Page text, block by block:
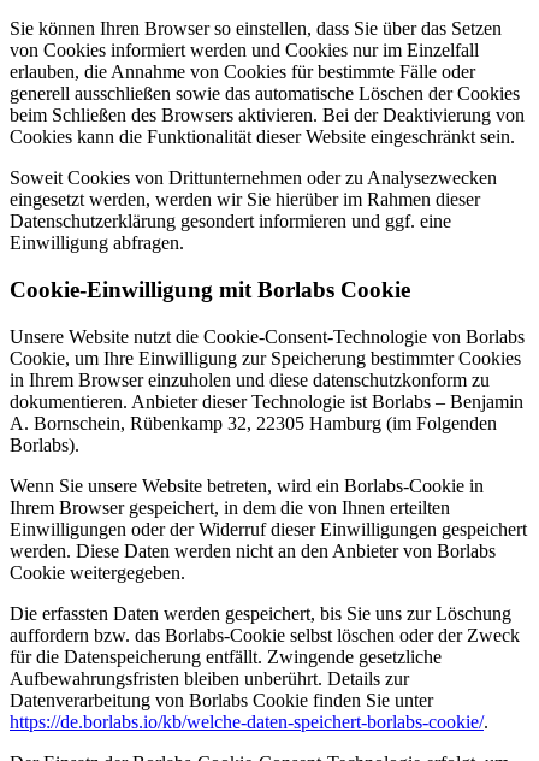
Sie können Ihren Browser so einstellen, dass Sie über das Setzen
von Cookies informiert werden und Cookies nur im Einzelfall
erlauben, die Annahme von Cookies für bestimmte Fälle oder
generell ausschließen sowie das automatische Löschen der Cookies
beim Schließen des Browsers aktivieren. Bei der Deaktivierung von
Cookies kann die Funktionalität dieser Website eingeschränkt sein.
Soweit Cookies von Drittunternehmen oder zu Analysezwecken
eingesetzt werden, werden wir Sie hierüber im Rahmen dieser
Datenschutzerklärung gesondert informieren und ggf. eine
Einwilligung abfragen.
Cookie-Einwilligung mit Borlabs Cookie
Unsere Website nutzt die Cookie-Consent-Technologie von Borlabs
Cookie, um Ihre Einwilligung zur Speicherung bestimmter Cookies
in Ihrem Browser einzuholen und diese datenschutzkonform zu
dokumentieren. Anbieter dieser Technologie ist Borlabs – Benjamin
A. Bornschein, Rübenkamp 32, 22305 Hamburg (im Folgenden
Borlabs).
Wenn Sie unsere Website betreten, wird ein Borlabs-Cookie in
Ihrem Browser gespeichert, in dem die von Ihnen erteilten
Einwilligungen oder der Widerruf dieser Einwilligungen gespeichert
werden. Diese Daten werden nicht an den Anbieter von Borlabs
Cookie weitergegeben.
Die erfassten Daten werden gespeichert, bis Sie uns zur Löschung
auffordern bzw. das Borlabs-Cookie selbst löschen oder der Zweck
für die Datenspeicherung entfällt. Zwingende gesetzliche
Aufbewahrungsfristen bleiben unberührt. Details zur
Datenverarbeitung von Borlabs Cookie finden Sie unter
https://de.borlabs.io/kb/welche-daten-speichert-borlabs-cookie/.